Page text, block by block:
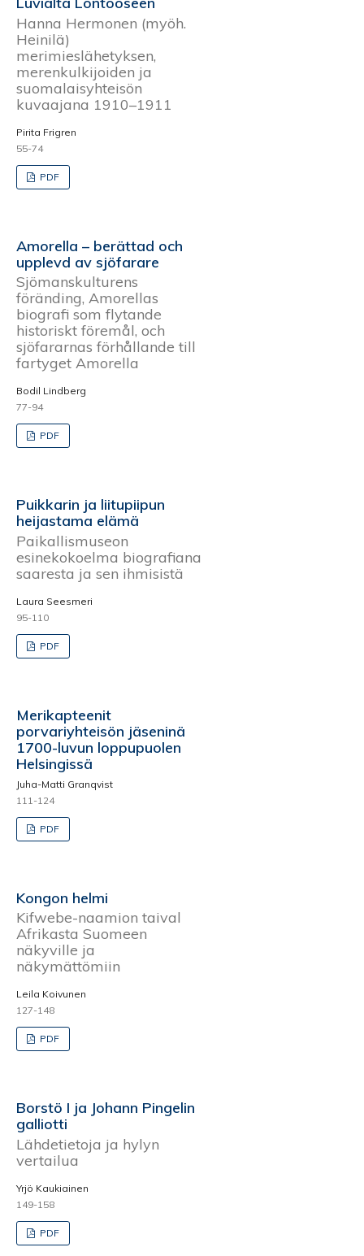
Hanna Hermonen (myöh.
Heinilä)
merimieslähetyksen,
merenkulkijoiden ja
suomalaisyhteisön
kuvaajana 1910–1911
Pirita Frigren
55-74
PDF
Amorella – berättad och
upplevd av sjöfarare
Sjömanskulturens
föränding, Amorellas
biografi som flytande
historiskt föremål, och
sjöfararnas förhållande till
fartyget Amorella
Bodil Lindberg
77-94
PDF
Puikkarin ja liitupiipun
heijastama elämä
Paikallismuseon
esinekokoelma biografiana
saaresta ja sen ihmisistä
Laura Seesmeri
95-110
PDF
Merikapteenit
porvariyhteisön jäseninä
1700-luvun loppupuolen
Helsingissä
Juha-Matti Granqvist
111-124
PDF
Kongon helmi
Kifwebe-naamion taival
Afrikasta Suomeen
näkyville ja
näkymättömiin
Leila Koivunen
127-148
PDF
Borstö I ja Johann Pingelin
galliotti
Lähdetietoja ja hylyn
vertailua
Yrjö Kaukiainen
149-158
PDF